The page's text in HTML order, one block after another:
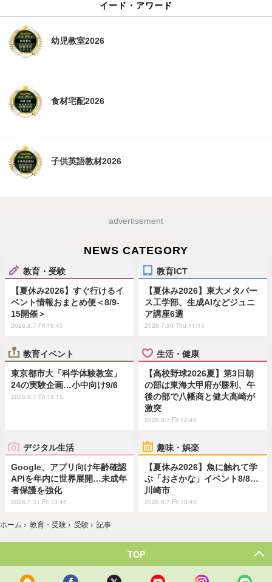
イード・アワード
幼児教室2026
食材宅配2026
子供英語教材2026
advertisement
NEWS CATEGORY
教育・受験
【夏休み2026】すぐ行けるイ
ベント情報おまとめ便＜8/9-
15開催＞
2026.8.7 Fri 19:45
教育ICT
【夏休み2026】東大メタバー
ス工学部、生成AIなどジュニ
ア講座6選
2026.7.30 Thu 11:15
教育イベント
東京都市大「科学体験教室」
24の実験企画…小中向け9/6
2026.8.7 Fri 18:15
生活・健康
【高校野球2026夏】第3日朝
の部は東海大甲府が勝利、午
後の部で八幡商と健大高崎が
激突
2026.8.7 Fri 12:45
デジタル生活
Google、アプリ向け年齢確認
APIを年内に世界展開…未成年
者保護を強化
2026.7.31 Fri 13:45
趣味・娯楽
【夏休み2026】魚に触れて学
ぶ「おさかな」イベント8/8…
川崎市
2026.8.7 Fri 10:45
ホーム › 教育・受験 › 受験 › 記事
TOP